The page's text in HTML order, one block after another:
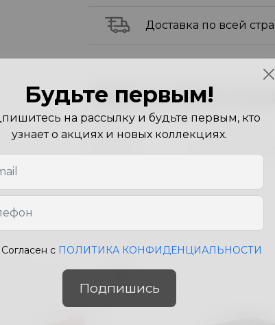
Доставка по всей
Характеристики
Persian Green
Будьте первым!
на рассылку и будьте первым, кто
узнает о акциях и новых коллекциях.
Согласен с ПОЛИТИКА КОНФИДЕНЦИАЛЬНОСТИ
Подпишись